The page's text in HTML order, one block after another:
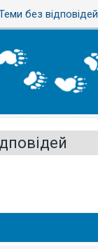
без відповідей